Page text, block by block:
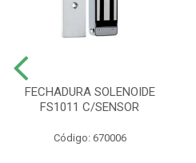
FECHADURA SOLENOIDE
FS1011 C/SENSOR
Código: 670006